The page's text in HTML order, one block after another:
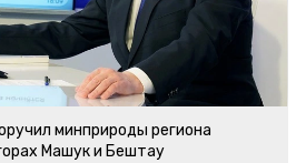
минприроды региона
Машук и Бештау